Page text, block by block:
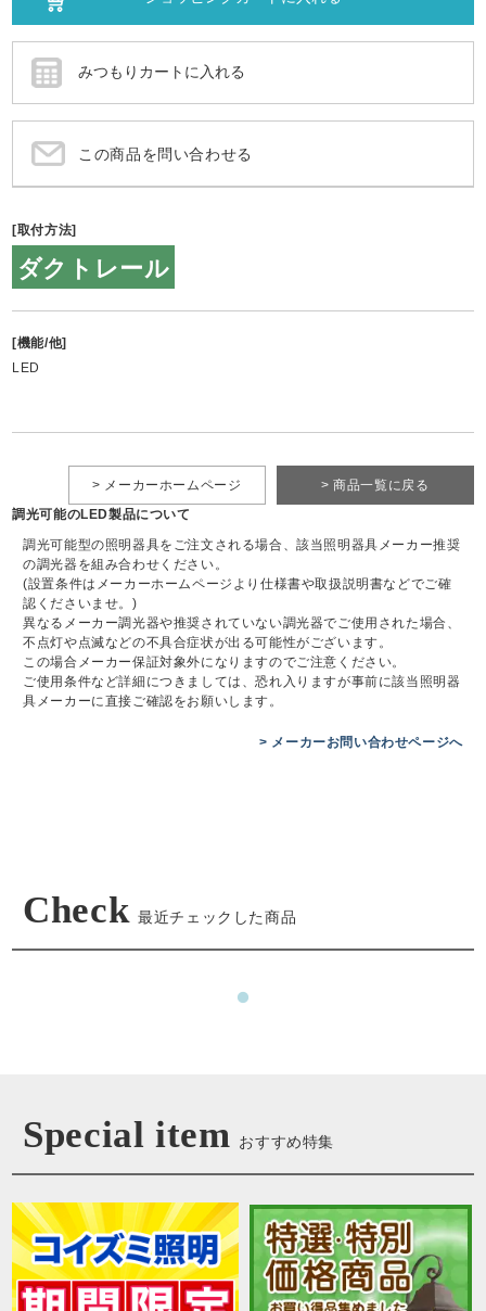
この商品を問い合わせる
[取付方法]
ダクトレール
[機能/他]
LED
> 商品一覧に戻る
> メーカーホームページ
調光可能のLED製品について
調光可能型の照明器具をご注文される場合、該当照明器具メーカー推奨
の調光器を組み合わせください。
(設置条件はメーカーホームページより仕様書や取扱説明書などでご確
認くださいませ。)
異なるメーカー調光器や推奨されていない調光器でご使用された場合、
不点灯や点滅などの不具合症状が出る可能性がございます。
この場合メーカー保証対象外になりますのでご注意ください。
ご使用条件など詳細につきましては、恐れ入りますが事前に該当照明器
具メーカーに直接ご確認をお願いします。
> メーカーお問い合わせページへ
Check 最近チェックした商品
Special item おすすめ特集